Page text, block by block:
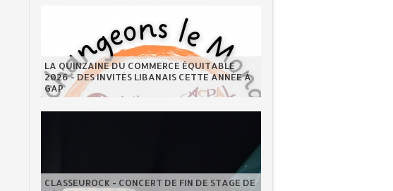
LA QUINZAINE DU COMMERCE ÉQUITABLE
2026 - DES INVITÉS LIBANAIS CETTE ANNÉE À
GAP
CLASSEUROCK - CONCERT DE FIN DE STAGE DE